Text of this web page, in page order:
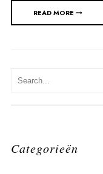
READ MORE
Categorieën